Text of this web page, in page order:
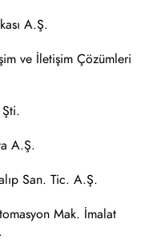
A.Ş.
ve İletişim Çözümleri
A.Ş.
San. Tic. A.Ş.
Mak. İmalat